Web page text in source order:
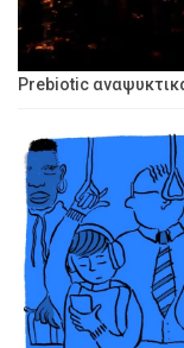
Prebiotic